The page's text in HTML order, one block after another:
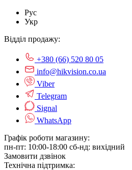
Рус
Укр
Відділ продажу:
+380 (66) 520 80 05
info@hikvision.co.ua
Viber
Telegram
Signal
WhatsApp
Графік роботи магазину:
пн-пт: 10:00-18:00 сб-нд: вихідний
Замовити дзвінок
Технічна підтримка: